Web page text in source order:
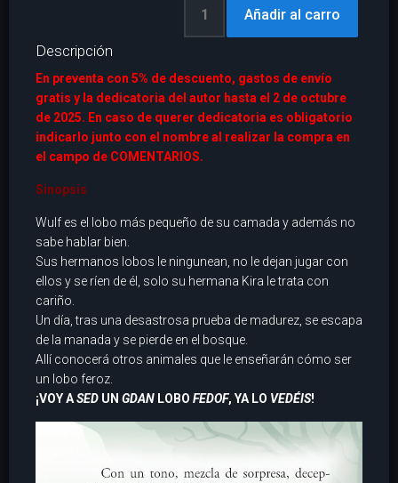
Descripción
En preventa con 5% de descuento, gastos de envío
gratis y la dedicatoria del autor hasta el 2 de octubre
de 2025. En caso de querer dedicatoria es obligatorio
indicarlo junto con el nombre al realizar la compra en
el campo de COMENTARIOS.
Sinopsis
Wulf es el lobo más pequeño de su camada y además no
sabe hablar bien.
Sus hermanos lobos le ningunean, no le dejan jugar con
ellos y se ríen de él, solo su hermana Kira le trata con
cariño.
Un día, tras una desastrosa prueba de madurez, se escapa
de la manada y se pierde en el bosque.
Allí conocerá otros animales que le enseñarán cómo ser
un lobo feroz.
¡VOY ASED UN GDAN LOBO FEDOF, YA LO VEDÉIS!